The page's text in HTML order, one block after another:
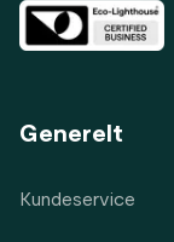
Generelt
Kundeservice